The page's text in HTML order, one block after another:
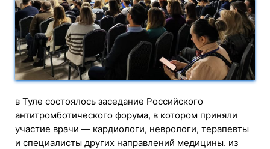
в Туле состоялось заседание Российского
антитромботического форума, в котором приняли
участие врачи — кардиологи, неврологи, терапевты
и специалисты других направлений медицины. из